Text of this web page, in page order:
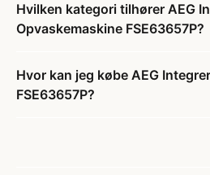
Hvilken kategori tilhører AEG
Opvaskemaskine FSE63657P?
Hvor kan jeg købe AEG
FSE63657P?